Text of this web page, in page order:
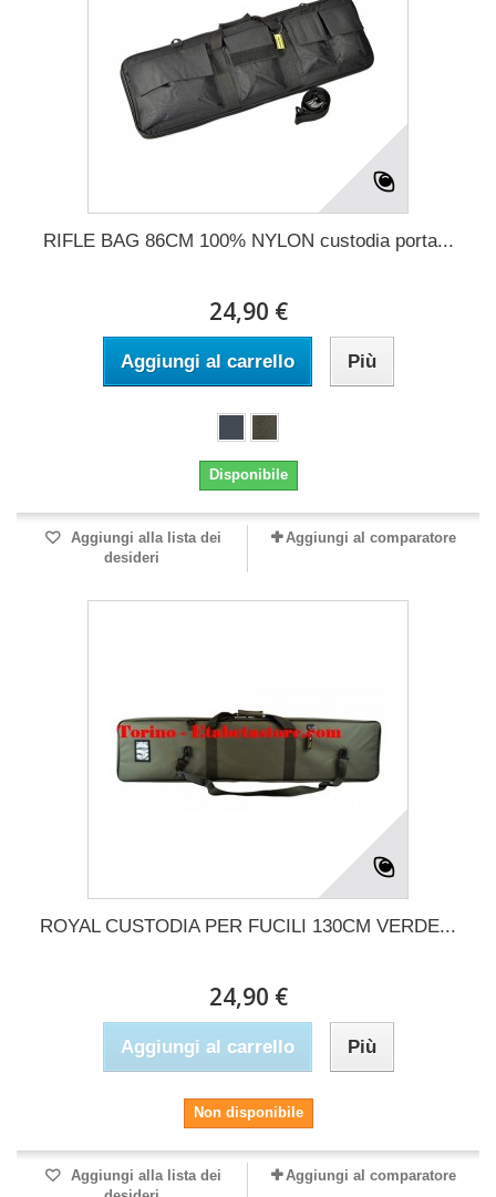
RIFLE BAG 86CM 100% NYLON custodia porta...
24,90 €
Aggiungi al carrello Più
Disponibile
Aggiungi alla lista dei
desideri
Aggiungi al comparatore
ROYAL CUSTODIA PER FUCILI 130CM VERDE...
24,90 €
Aggiungi al carrello Più
Non disponibile
Aggiungi alla lista dei
Aggiungi al comparatore